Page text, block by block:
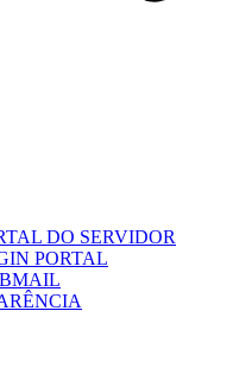
DO SERVIDOR
PORTAL